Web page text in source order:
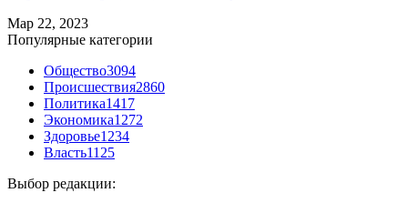
Мар 22, 2023
Популярные категории
Общество3094
Происшествия2860
Политика1417
Экономика1272
Здоровье1234
Власть1125
Выбор редакции: